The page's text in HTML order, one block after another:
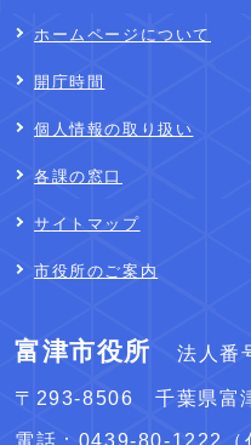
ホームページについて
開庁時間
個人情報の取り扱い
各課の窓口
サイトマップ
市役所のご案内
富津市役所 法人番
〒293-8506 千葉県富
電話： 0439-80-1222